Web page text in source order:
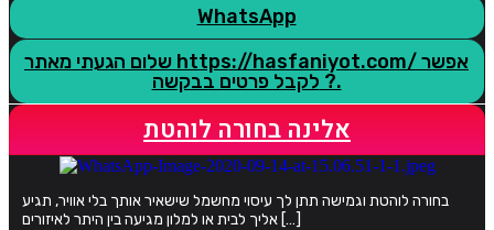
WhatsApp
שלום הגעתי מאתר https://hasfaniyot.com/ אפשר
לקבל פרטים בבקשה ?.
אלינה בחורה לוהטת
בחורה לוהטת וגמישה תתן לך עיסוי מחשמל שישאיר אותך בלי אוויר, תגיע
אליך לבית או למלון מגיעה בין היתר לאיזורים […]